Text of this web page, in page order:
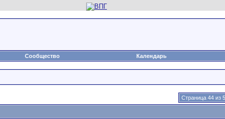
Сообщество Календарь
Страница 44 из